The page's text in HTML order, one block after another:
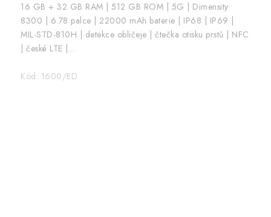
16 GB + 32 GB RAM | 512 GB ROM | 5G | Dimensity
8300 | 6.78 palce | 22000 mAh baterie | IP68 | IP69 |
MIL-STD-810H | detekce obličeje | čtečka otisku prstů | NFC
| české LTE |...
Kód: 1600/ED